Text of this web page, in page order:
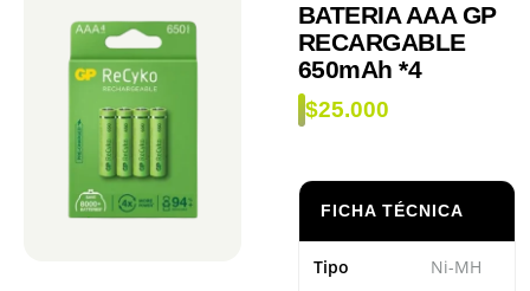
BATERIA AAA GP
RECARGABLE
650mAh *4
$25.000
FICHA TÉCNICA
Tipo Ni-MH